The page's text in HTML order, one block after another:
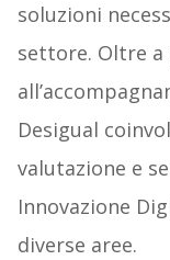
soluzioni
settore. Oltre
Desigual
valutazione e
Innovazione
diverse aree.